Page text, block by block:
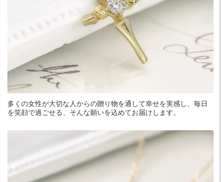
多くの女性が大切な人からの贈り物を通して幸せを実感し、毎日
を笑顔で過ごせる、そんな願いを込めてお届けします。